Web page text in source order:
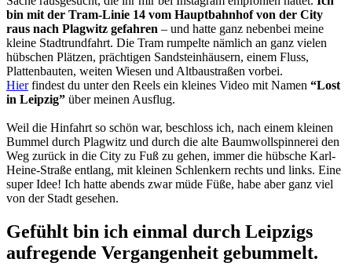
bin mit der Tram-Linie 14 vom Hauptbahnhof von der City
raus nach Plagwitz gefahren – und hatte ganz nebenbei meine
kleine Stadtrundfahrt. Die Tram rumpelte nämlich an ganz vielen
hübschen Plätzen, prächtigen Sandsteinhäusern, einem Fluss,
Plattenbauten, weiten Wiesen und Altbaustraßen vorbei.
Hierfindest du unter den Reels ein kleines Video mit Namen “Lost
in Leipzig” über meinen Ausflug.
Weil die Hinfahrt so schön war, beschloss ich, nach einem kleinen
Bummel durch Plagwitz und durch die alte Baumwollspinnerei den
Weg zurück in die City zu Fuß zu gehen, immer die hübsche Karl-
Heine-Straße entlang, mit kleinen Schlenkern rechts und links. Eine
super Idee! Ich hatte abends zwar müde Füße, habe aber ganz viel
von der Stadt gesehen.
Gefühlt bin ich einmal durch Leipzigs
aufregende Vergangenheit gebummelt.